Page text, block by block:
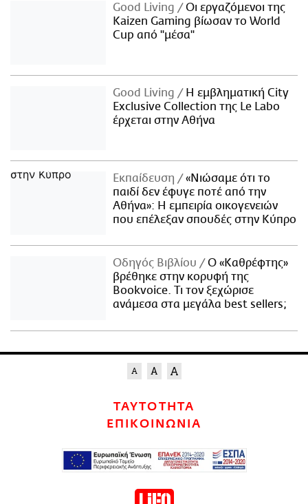
Good Living
Οι εργαζόμενοι της
Kaizen Gaming βίωσαν το World
Cup από "μέσα"
Good Living
Η εμβληματική City
Exclusive Collection της Le Labo
έρχεται στην Αθήνα
Εκπαίδευση
«Νιώσαμε ότι το
παιδί δεν έφυγε ποτέ από την
Αθήνα»: Η εμπειρία οικογενειών
που επέλεξαν σπουδές στην Κύπρο
Οδηγός Βιβλίου
Ο «Καθρέφτης»
βρέθηκε στην κορυφή της
Bookvoice. Τι τον ξεχώρισε
ανάμεσα στα μεγάλα best sellers;
ΤΑΥΤΟΤΗΤΑ
ΕΠΙΚΟΙΝΩΝΙΑ